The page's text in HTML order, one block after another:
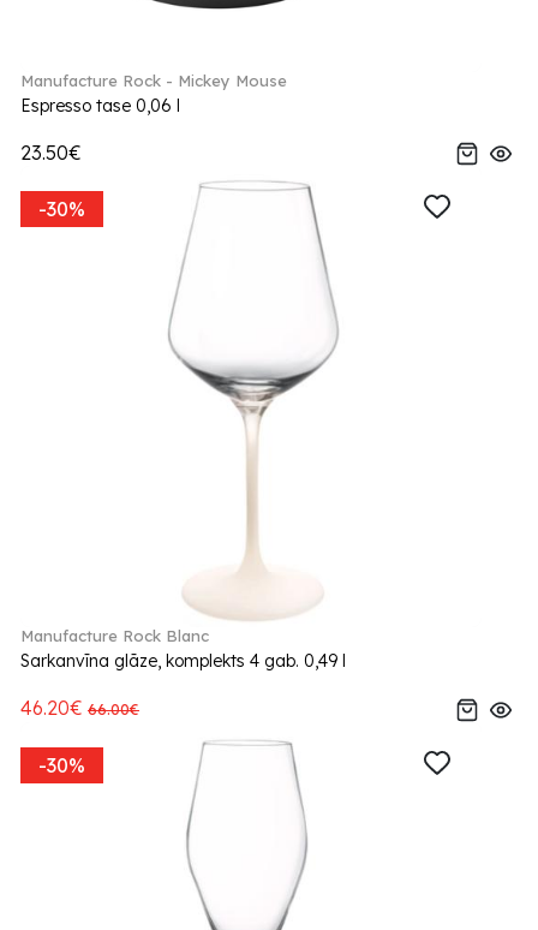
Manufacture Rock - Mickey Mouse
Espresso tase 0,06 l
23.50€
-30%
Manufacture Rock Blanc
Sarkanvīna glāze, komplekts 4 gab. 0,49 l
46.20€ 66.00€
-30%